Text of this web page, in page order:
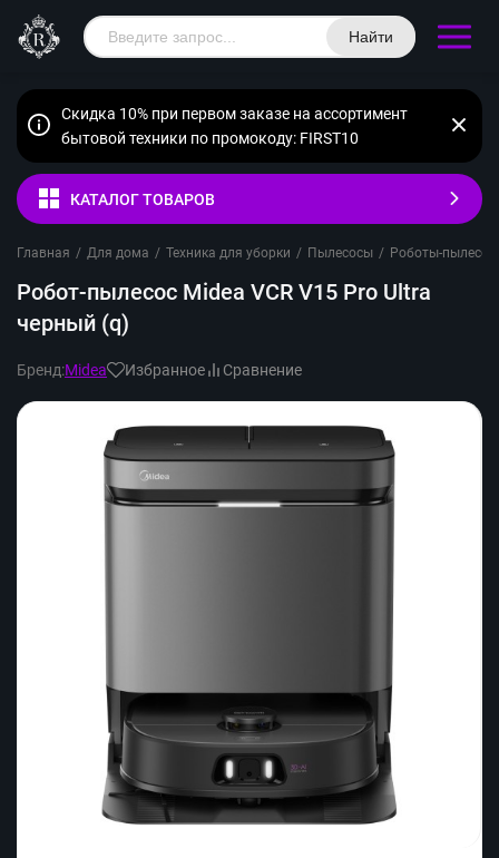
Найти
Скидка 10% при первом заказе на ассортимент
бытовой техники по промокоду: FIRST10
КАТАЛОГ ТОВАРОВ
Главная / Для дома / Техника для уборки / Пылесосы / Роботы-
Робот-пылесос Midea VCR V15 Pro Ultra
черный (q)
Бренд:Midea Избранное Сравнение